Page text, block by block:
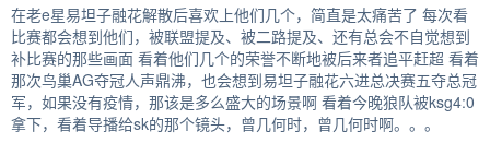
在老e星易坦子融花解散后喜欢上他们几个，简直是太痛苦了 每次看
比赛都会想到他们，被联盟提及、被二路提及、还有总会不自觉想到
补比赛的那些画面 看着他们几个的荣誉不断地被后来者追平赶超 看着
那次鸟巢AG夺冠人声鼎沸，也会想到易坦子融花六进总决赛五夺总冠
军，如果没有疫情，那该是多么盛大的场景啊 看着今晚狼队被ksg4:0
拿下，看着导播给sk的那个镜头，曾几何时，曾几何时啊。。。